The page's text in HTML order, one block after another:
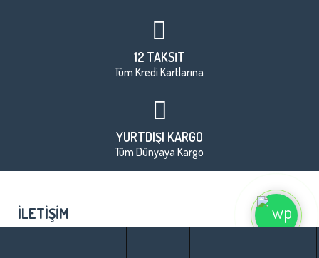
12 TAKSİT
Tüm Kredi Kartlarına
YURTDIŞI KARGO
Tüm Dünyaya Kargo
İLETIŞIM